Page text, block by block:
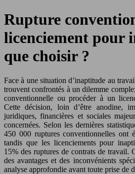
Rupture
licenciement pour
que choisir ?
Face à une situation d’inaptitude au
trouvent confrontés à un dilemme
conventionnelle ou procéder à un
Cette décision, loin d’être anodine,
juridiques, financières et sociales
concernées. Selon les dernières
450 000 ruptures conventionnelles ont
tandis que les licenciements pour
15% des ruptures de contrats de travail.
des avantages et des inconvénients
analyse approfondie avant toute prise de